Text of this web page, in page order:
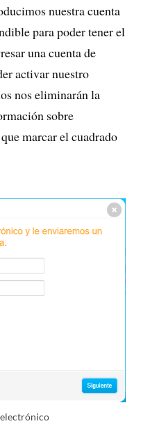
nuestra cuenta
para poder tener el
una cuenta de
activar nuestro
nos eliminarán la
sobre
marcar el cuadrado